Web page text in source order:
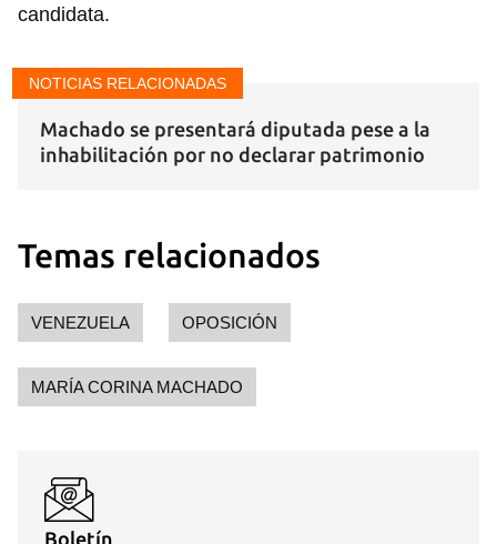
Guardar como favorito
iniciar sesión con tu cuenta de 14ymedio.
candidata.
NOTICIAS RELACIONADAS
Machado se presentará diputada pese a la
inhabilitación por no declarar patrimonio
Temas relacionados
VENEZUELA OPOSICIÓN
MARÍA CORINA MACHADO
Boletín